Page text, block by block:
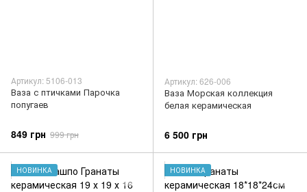
Артикул: 5106-013
Ваза с птичками Парочка
попугаев
849 грн 999 грн
Артикул: 626-006
Ваза Морская коллекция
белая керамическая
6 500 грн
НОВИНКА НОВИНКА